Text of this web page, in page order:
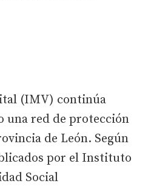
(IMV) continúa
una red de protección
de León. Según
por el Instituto
Social